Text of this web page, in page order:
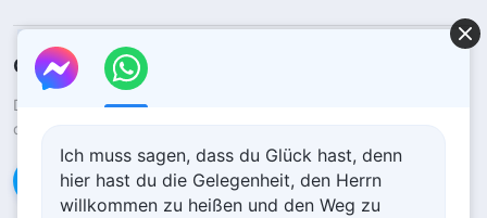
Gottes Königreich ist herabgekommen
Das Königreich ist auf die Erde herabgekommen! Möchtest du
das Königreich Gottes betreten?
Kontaktiere uns über WhatsApp
Ich muss sagen, dass du Glück hast, denn
hier hast du die Gelegenheit, den Herrn
willkommen zu heißen und den Weg zu